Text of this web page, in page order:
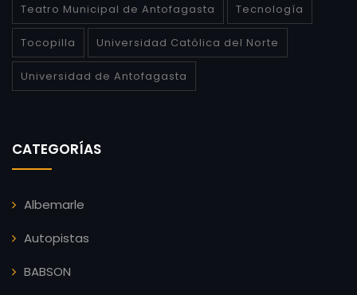
Teatro Municipal de Antofagasta Tecnología
Tocopilla Universidad Católica del Norte
Universidad de Antofagasta
CATEGORÍAS
Albemarle
Autopistas
BABSON